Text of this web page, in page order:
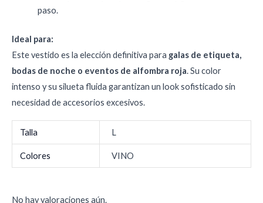
paso.
Ideal para:
Este vestido es la elección definitiva para galas de etiqueta,
bodas de noche o eventos de alfombra roja. Su color
intenso y su silueta fluida garantizan un look sofisticado sin
necesidad de accesorios excesivos.
Talla L
Colores VINO
No hay valoraciones aún.